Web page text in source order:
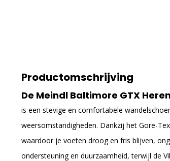
Productomschrijving
De Meindl Baltimore GTX Heren
is een stevige en comfortabele
weersomstandigheden. Dankzij het Gore-
waardoor je voeten droog en fris blijven,
ondersteuning en duurzaamheid, terwijl de